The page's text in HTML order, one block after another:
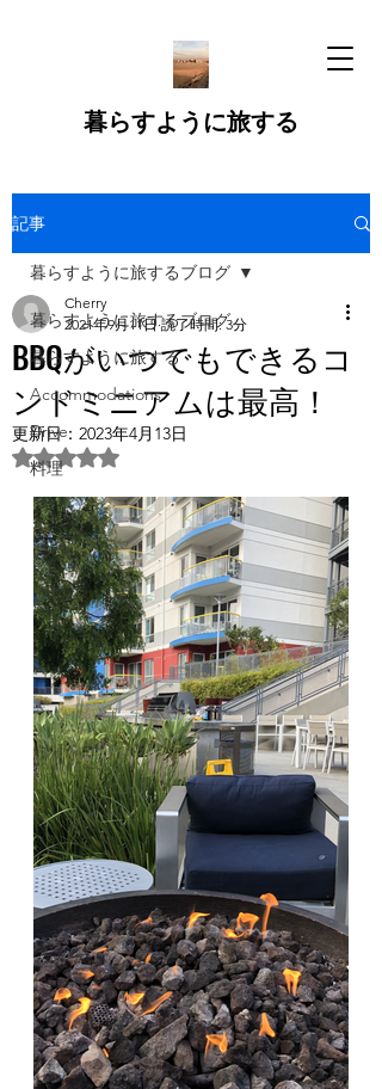
暮らすように旅する
記事
暮らすように旅するブログ
暮らすように旅する
Accommodations
Drive
料理
暮らすように旅するブログ
BBQがいつでもできるコ
ンドミニアムは最高！
Cherry
2021年9月11日 読了時間: 3分
更新日： 2023年4月13日
5つ星のうちNaNと評価されています。